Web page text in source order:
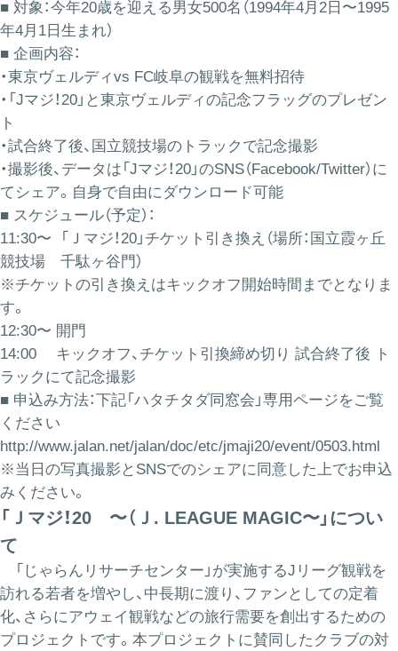
■ 対象：今年20歳を迎える男女500名（1994年4月2日〜1995
年4月1日生まれ）
■ 企画内容：
・東京ヴェルディvs FC岐阜の観戦を無料招待
・「Jマジ！20」と東京ヴェルディの記念フラッグのプレゼン
ト
・試合終了後、国立競技場のトラックで記念撮影
・撮影後、データは「Jマジ！20」のSNS（Facebook/Twitter）に
てシェア。自身で自由にダウンロード可能
■ スケジュール（予定）：
11:30〜 「Ｊマジ！20」チケット引き換え（場所：国立霞ヶ丘
競技場 千駄ヶ谷門）
※チケットの引き換えはキックオフ開始時間までとなりま
す。
12:30〜 開門
14:00 キックオフ、チケット引換締め切り 試合終了後 ト
ラックにて記念撮影
■ 申込み方法：下記「ハタチタダ同窓会」専用ページをご覧
ください
http://www.jalan.net/jalan/doc/etc/jmaji20/event/0503.html
※当日の写真撮影とSNSでのシェアに同意した上でお申込
みください。
「Ｊマジ！20 〜（Ｊ. LEAGUE MAGIC〜」につい
て
「じゃらんリサーチセンター」が実施するJリーグ観戦を
訪れる若者を増やし、中長期に渡り、ファンとしての定着
化、さらにアウェイ観戦などの旅行需要を創出するための
プロジェクトです。本プロジェクトに賛同したクラブの対